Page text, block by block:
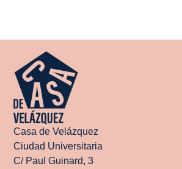
Casa de Velázquez
Ciudad Universitaria
C/ Paul Guinard, 3